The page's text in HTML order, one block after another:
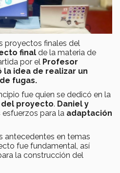
proyectos finales del
final de la materia de
por el Profesor
la idea de realizar un
fugas.
fue quien se dedicó en la
proyecto. Daniel y
para la adaptación
antecedentes en temas
fue fundamental, así
la construcción del